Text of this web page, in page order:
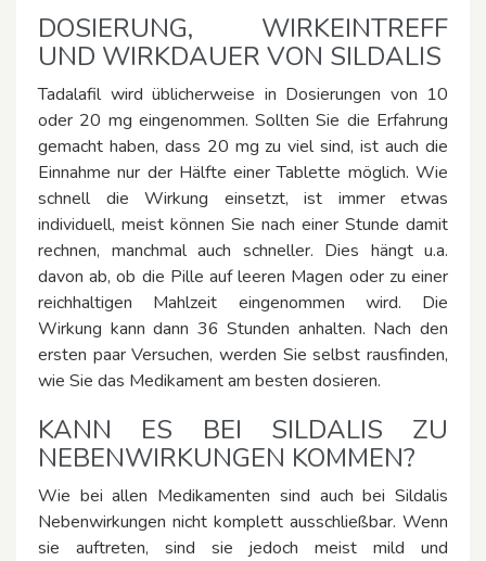
DOSIERUNG, WIRKEINTREFF
UND WIRKDAUER VON SILDALIS
Tadalafil wird üblicherweise in Dosierungen von 10
oder 20 mg eingenommen. Sollten Sie die Erfahrung
gemacht haben, dass 20 mg zu viel sind, ist auch die
Einnahme nur der Hälfte einer Tablette möglich. Wie
schnell die Wirkung einsetzt, ist immer etwas
individuell, meist können Sie nach einer Stunde damit
rechnen, manchmal auch schneller. Dies hängt u.a.
davon ab, ob die Pille auf leeren Magen oder zu einer
reichhaltigen Mahlzeit eingenommen wird. Die
Wirkung kann dann 36 Stunden anhalten. Nach den
ersten paar Versuchen, werden Sie selbst rausfinden,
wie Sie das Medikament am besten dosieren.
KANN ES BEI SILDALIS ZU
NEBENWIRKUNGEN KOMMEN?
Wie bei allen Medikamenten sind auch bei Sildalis
Nebenwirkungen nicht komplett ausschließbar. Wenn
sie auftreten, sind sie jedoch meist mild und